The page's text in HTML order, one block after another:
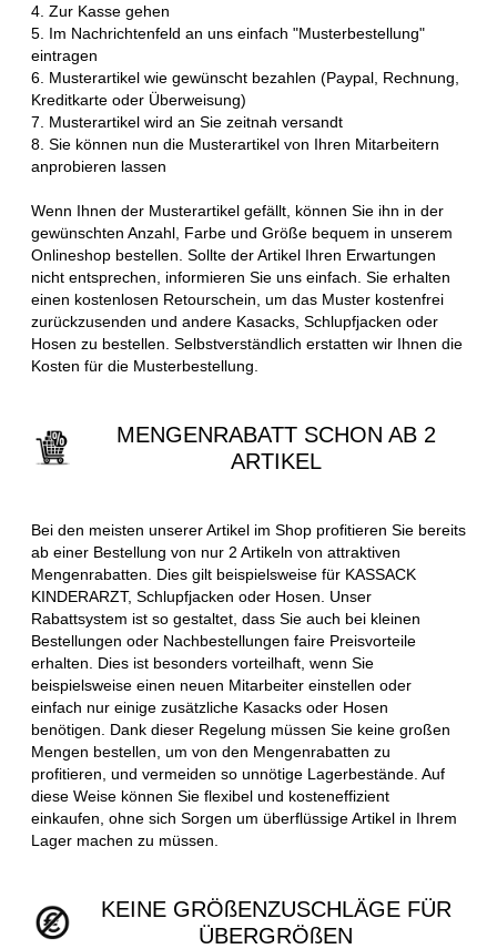
4. Zur Kasse gehen
5. Im Nachrichtenfeld an uns einfach "Musterbestellung"
eintragen
6. Musterartikel wie gewünscht bezahlen (Paypal, Rechnung,
Kreditkarte oder Überweisung)
7. Musterartikel wird an Sie zeitnah versandt
8. Sie können nun die Musterartikel von Ihren Mitarbeitern
anprobieren lassen
Wenn Ihnen der Musterartikel gefällt, können Sie ihn in der
gewünschten Anzahl, Farbe und Größe bequem in unserem
Onlineshop bestellen. Sollte der Artikel Ihren Erwartungen
nicht entsprechen, informieren Sie uns einfach. Sie erhalten
einen kostenlosen Retourschein, um das Muster kostenfrei
zurückzusenden und andere Kasacks, Schlupfjacken oder
Hosen zu bestellen. Selbstverständlich erstatten wir Ihnen die
Kosten für die Musterbestellung.
MENGENRABATT SCHON AB 2
ARTIKEL
Bei den meisten unserer Artikel im Shop profitieren Sie bereits
ab einer Bestellung von nur 2 Artikeln von attraktiven
Mengenrabatten. Dies gilt beispielsweise für KASSACK
KINDERARZT, Schlupfjacken oder Hosen. Unser
Rabattsystem ist so gestaltet, dass Sie auch bei kleinen
Bestellungen oder Nachbestellungen faire Preisvorteile
erhalten. Dies ist besonders vorteilhaft, wenn Sie
beispielsweise einen neuen Mitarbeiter einstellen oder
einfach nur einige zusätzliche Kasacks oder Hosen
benötigen. Dank dieser Regelung müssen Sie keine großen
Mengen bestellen, um von den Mengenrabatten zu
profitieren, und vermeiden so unnötige Lagerbestände. Auf
diese Weise können Sie flexibel und kosteneffizient
einkaufen, ohne sich Sorgen um überflüssige Artikel in Ihrem
Lager machen zu müssen.
KEINE GRÖßENZUSCHLÄGE FÜR
ÜBERGRÖßEN